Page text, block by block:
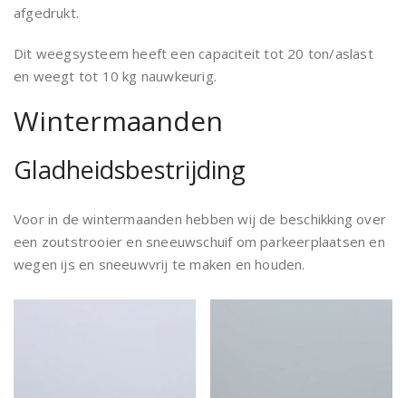
afgedrukt.
Dit weegsysteem heeft een capaciteit tot 20 ton/aslast
en weegt tot 10 kg nauwkeurig.
Wintermaanden
Gladheidsbestrijding
Voor in de wintermaanden hebben wij de beschikking over
een zoutstrooier en sneeuwschuif om parkeerplaatsen en
wegen ijs en sneeuwvrij te maken en houden.